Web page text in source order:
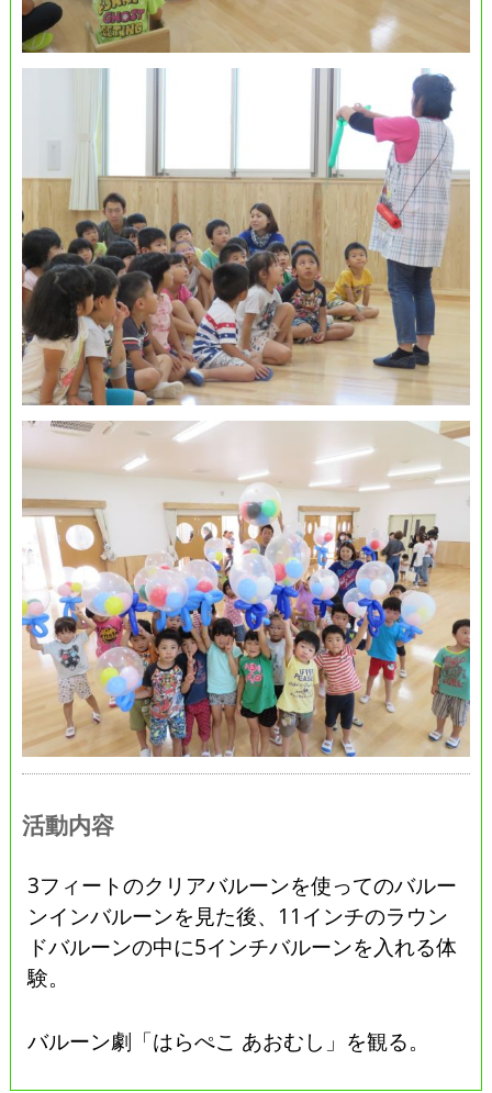
活動内容
3フィートのクリアバルーンを使ってのバルー
ンインバルーンを見た後、11インチのラウン
ドバルーンの中に5インチバルーンを入れる体
験。
バルーン劇「はらぺこ あおむし」を観る。